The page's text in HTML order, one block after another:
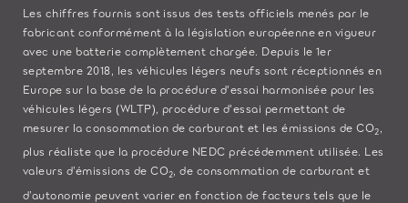
Les chiffres fournis sont issus des tests officiels menés par le
fabricant conformément à la législation européenne en vigueur
avec une batterie complètement chargée. Depuis le 1er
septembre 2018, les véhicules légers neufs sont réceptionnés en
Europe sur la base de la procédure d'essai harmonisée pour les
véhicules légers (WLTP), procédure d'essai permettant de
mesurer la consommation de carburant et les émissions de CO2
plus réaliste que la procédure NEDC précédemment utilisée. Les
valeurs d’émissions de CO2 , de consommation de carburant et
d’autonomie peuvent varier en fonction de facteurs tels que le